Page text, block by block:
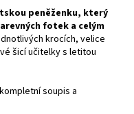
peněženku, který
fotek a celým
krocích, velice
šicí učitelky s letitou
soupis a